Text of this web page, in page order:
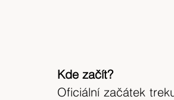
Kde začít?
Oficiální začátek